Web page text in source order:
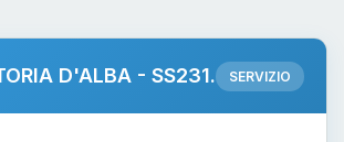
D'ALBA - SS231. SERVIZIO